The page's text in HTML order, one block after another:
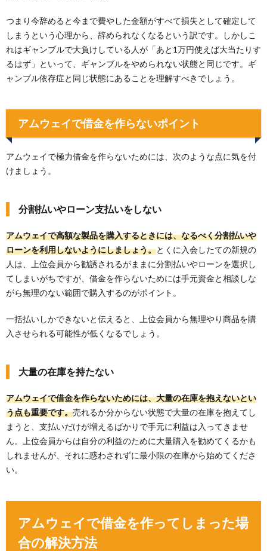
つまり今辞めると今まで費やした金額がすべて損失として確定して
しまうという心理から、辞められなくなるという訳です。しかしこ
れはギャンブルで大負けしている人が「あと1万円使えば大当たりす
るはず」といって、ギャンブルをやめられない状態と同じです。ギ
ャンブル依存症と同じ状態にあることを理解すべきでしょう。
アムウェイで借金を作らないポイント
アムウェイで極力借金を作らないためには、次のような点に気を付
けましょう。
分割払いやローン支払いをしない
アムウェイで高額な製品を購入するときには、なるべく分割払いや
ローンを利用しないようにしましょう。とくに入会したての新規の
人は、上位会員から勧誘されるがままに分割払いやローンを選択し
てしまいがちですが、借金を作らないためには手元資金と相談しな
がら無理のない範囲で購入するのがポイント。
一括払いしかできないと伝えると、上位会員から無理やり商品を購
入させられる可能性が低くなるでしょう。
大量の在庫を持たない
アムウェイで借金を作らないためには、大量の在庫を抱えないとい
う点も重要です。売れるか分からない状態で大量の在庫を抱えてし
まうと、支払いだけが増えるばかりで手元に利益は入ってきませ
ん。上位会員からは自分の利益のために大量購入を勧めてくるかも
しれませんが、それに惑わされずに最小限の在庫から始めてくださ
い。
アムウェイで借金を作ってしまった場
合の解決方法